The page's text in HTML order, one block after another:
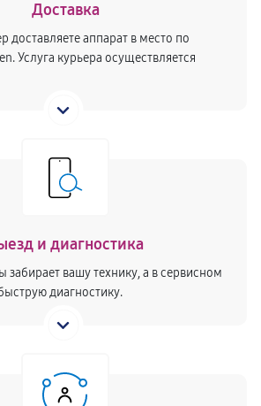
Доставка
доставляете аппарат в место по
Услуга курьера осуществляется
и диагностика
забирает вашу технику, а в сервисном
диагностику.